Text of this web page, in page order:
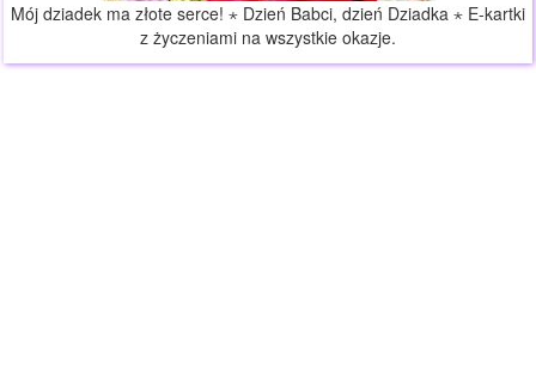
Mój dziadek ma złote serce! ⋆ Dzień Babci, dzień Dziadka ⋆ E-kartki
z życzeniami na wszystkie okazje.